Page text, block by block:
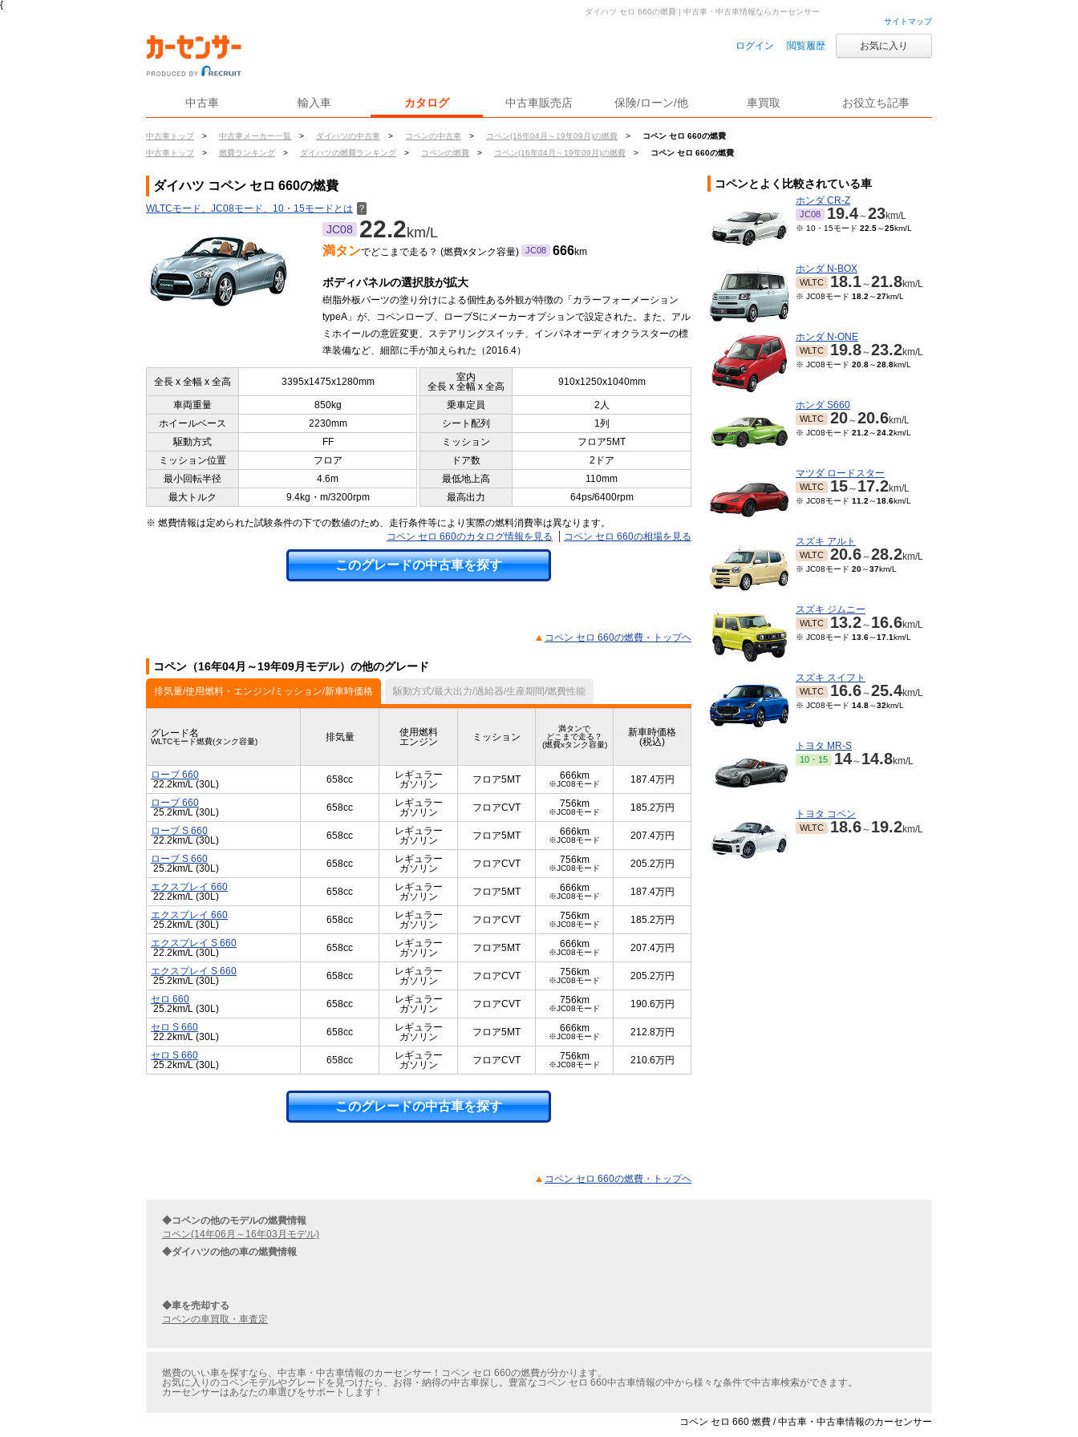
{
サイトマップ
ログイン 閲覧履歴 お気に入り
中古車 輸入車 カタログ 中古車販売店 保険/ローン/他 車買取 お役立ち記事
中古車トップ > 中古車メーカー一覧 > ダイハツの中古車 > コペンの中古車 > コペン(16年04月～19年09月)の燃費 >
コペン セロ 660の燃費
中古車トップ
> 燃費ランキング > ダイハツの燃費ランキング > コペンの燃費 > コペン(16年04月～19年09月)の燃費 > コペン セロ 660の燃費
ダイハツ セロ 660の燃費 | 中古車・中古車情報ならカーセンサー
ダイハツ コペン セロ 660の燃費
WLTCモード、JC08モード、10・15モードとは ？
JC08 22.2km/L
満タンでどこまで走る？ (燃費xタンク容量) JC08 666km
ボディパネルの選択肢が拡大
樹脂外板パーツの塗り分けによる個性ある外観が特徴の「カラーフォーメーション
typeA」が、コペンローブ、ローブSにメーカーオプションで設定された。また、アル
ミホイールの意匠変更、ステアリングスイッチ、インパネオーディオクラスターの標
準装備など、細部に手が加えられた（2016.4）
全長 x 全幅 x 全高 3395x1475x1280mm
室内
全長 x 全幅 x 全高
910x1250x1040mm
車両重量 850kg 乗車定員
2人
ホイールベース
2230mm シート配列
1列
駆動方式
FF ミッション
フロア5MT
ミッション位置
フロア ドア数
2ドア
最小回転半径
4.6m 最低地上高
110mm
最大トルク
9.4kg・m/3200rpm 最高出力 64ps/6400rpm
※ 燃費情報は定められた試験条件の下での数値のため、走行条件等により実際の燃料消費率は異なります。
コペン セロ 660のカタログ情報を見る
コペン セロ 660の相場を見る
このグレードの中古車を探す
コペン セロ 660の燃費・トップヘ
コペン（16年04月～19年09月モデル）の他のグレード
排気量/使用燃料・エンジン/ミッション/新車時価格 駆動方式/最大出力/過給器/生産期間/燃費性能
グレード名
WLTCモード燃費(タンク容量) 排気量
使用燃料
エンジン
ミッション
満タンで
どこまで走る？
(燃費xタンク容量)
新車時価格
(税込)
ローブ 660
22.2km/L (30L)
658cc
レギュラー
ガソリン
フロア5MT 666km
※JC08モード 187.4万円
ローブ 660
25.2km/L (30L)
658cc
レギュラー
ガソリン
フロアCVT 756km
※JC08モード 185.2万円
ローブ S 660
22.2km/L (30L)
658cc
レギュラー
ガソリン
フロア5MT 666km
※JC08モード 207.4万円
ローブ S 660
25.2km/L (30L)
658cc
レギュラー
ガソリン
フロアCVT 756km
※JC08モード 205.2万円
エクスプレイ 660
22.2km/L (30L)
658cc
レギュラー
ガソリン
フロア5MT 666km
※JC08モード 187.4万円
エクスプレイ 660
25.2km/L (30L)
658cc
レギュラー
ガソリン
フロアCVT 756km
※JC08モード 185.2万円
エクスプレイ S 660
22.2km/L (30L)
658cc
レギュラー
ガソリン
フロア5MT 666km
※JC08モード 207.4万円
エクスプレイ S 660
25.2km/L (30L)
658cc
レギュラー
ガソリン
フロアCVT 756km
※JC08モード 205.2万円
セロ 660
25.2km/L (30L)
658cc
レギュラー
ガソリン
フロアCVT 756km
※JC08モード 190.6万円
セロ S 660
22.2km/L (30L)
658cc
レギュラー
ガソリン
フロア5MT 666km
※JC08モード 212.8万円
セロ S 660
25.2km/L (30L)
658cc
レギュラー
ガソリン
フロアCVT 756km
※JC08モード 210.6万円
このグレードの中古車を探す
コペン セロ 660の燃費・トップヘ
コペンとよく比較されている車
ホンダ CR-Z
JC08 19.4～23km/L
※ 10・15モード 22.5～25km/L
ホンダ N-BOX
WLTC 18.1～21.8km/L
※ JC08モード 18.2 ～27km/L
ホンダ N-ONE
WLTC 19.8～23.2km/L
※ JC08モード 20.8～28.8km/L
ホンダ S660
WLTC 20～20.6km/L
※ JC08モード 21.2 ～24.2km/L
マツダ ロードスター
WLTC 15～ 17.2km/L
※ JC08モード 11.2 ～18.6km/L
スズキ アルト
WLTC 20.6～28.2km/L
※ JC08モード 20～37km/L
スズキ ジムニー
WLTC 13.2～ 16.6km/L
※ JC08モード 13.6～17.1km/L
スズキ スイフト
WLTC 16.6～25.4km/L
※ JC08モード 14.8～32km/L
トヨタ MR-S
10・15 14～ 14.8km/L
トヨタ コペン
WLTC 18.6～ 19.2km/L
◆コペンの他のモデルの燃費情報
コペン(14年06月～16年03月モデル)
◆ダイハツの他の車の燃費情報
◆車を売却する
コペンの車買取・車査定
燃費のいい車を探すなら、中古車・中古車情報のカーセンサー！コペン セロ 660の燃費が分かります。
お気に入りのコペンモデルやグレードを見つけたら、お得・納得の中古車探し。豊富なコペン セロ 660中古車情報の中から様々な条件で中古車検索ができます。
カーセンサーはあなたの車選びをサポートします！
コペン セロ 660 燃費 / 中古車・中古車情報のカーセンサー